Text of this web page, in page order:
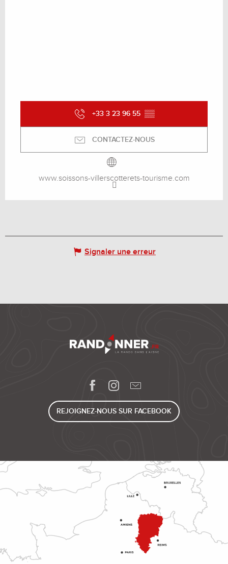
+33 3 23 96 55 ▒▒
CONTACTEZ-NOUS
www.soissons-villerscotterets-tourisme.com
Signaler une erreur
REJOIGNEZ-NOUS SUR FACEBOOK